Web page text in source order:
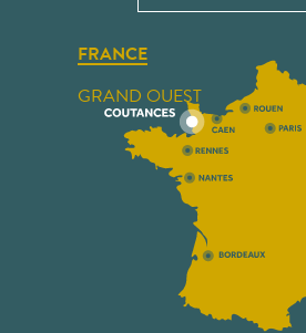
FRANCE
GRAND OUEST